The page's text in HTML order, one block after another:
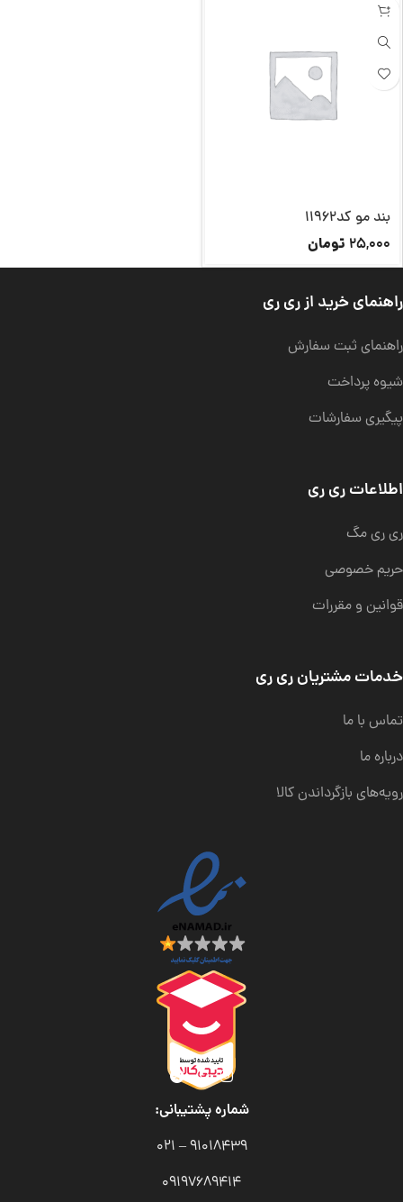
بند مو کد11962
25,000 تومان
راهنمای خرید از ری ری
راهنمای ثبت سفارش
شیوه پرداخت
پیگیری سفارشات
اطلاعات ری ری
ری ری مگ
حریم خصوصی
قوانین و مقررات
خدمات مشتریان ری ری
تماس با ما
درباره ما
رویه‌های بازگرداندن کالا
شماره پشتیبانی:
91018439 – 021
09197689414